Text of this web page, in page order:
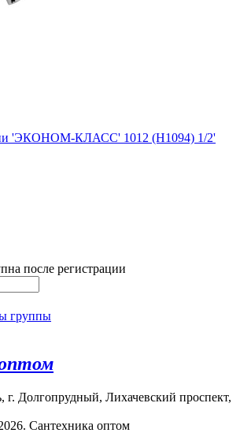
'ЭКОНОМ-КЛАСС' 1012 (H1094) 1/2'
после регистрации
группы
г. Долгопрудный, Лихачевский проспект,
Сантехника оптом